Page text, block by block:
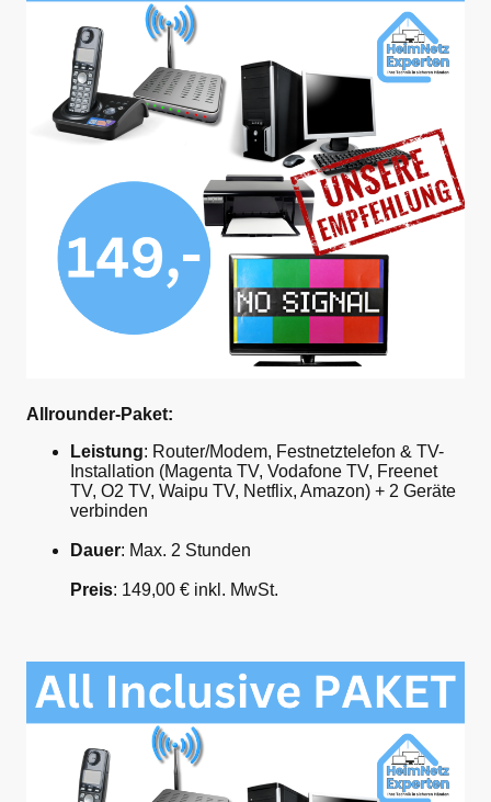
Allrounder-Paket:
Leistung: Router/Modem, Festnetztelefon & TV-
Installation (Magenta TV, Vodafone TV, Freenet
TV, O2 TV, Waipu TV, Netflix, Amazon) + 2 Geräte
verbinden
Dauer: Max. 2 Stunden
Preis: 149,00 € inkl. MwSt.